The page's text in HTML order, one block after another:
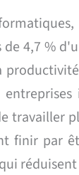
4,7 %
travailler
finir par